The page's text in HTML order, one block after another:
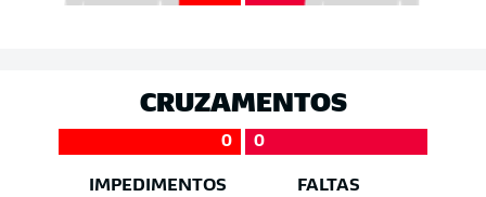
CRUZAMENTOS
0 0
IMPEDIMENTOS
FALTAS